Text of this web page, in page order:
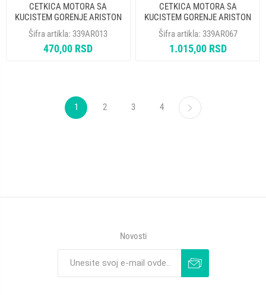
CETKICA MOTORA SA
KUCISTEM GORENJE ARISTON
WHIRLPOOL CANDY 182366
CAR036UN CAR039UN 162ID08
162IG38 481236248004
Šifra artikla: 339AR013
470,00 RSD
CETKICA MOTORA SA
KUCISTEM GORENJE ARISTON
WHIRLPOOL 182366
4,9X13,5X35 SCHUNK
Šifra artikla: 339AR067
1.015,00 RSD
1 2 3 4
Novosti